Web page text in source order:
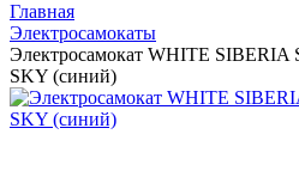
Главная
Электросамокаты
Электросамокат WHITE
SKY (синий)